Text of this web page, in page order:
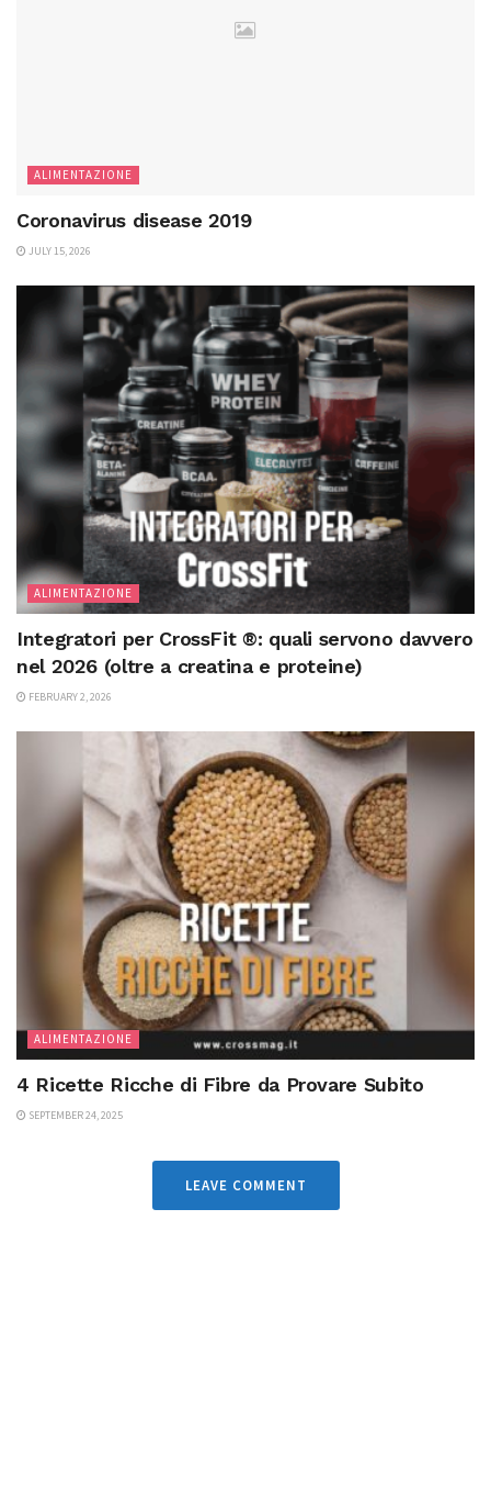
ALIMENTAZIONE
Coronavirus disease 2019
JULY 15, 2026
ALIMENTAZIONE
Integratori per CrossFit ®: quali servono davvero
nel 2026 (oltre a creatina e proteine)
FEBRUARY 2, 2026
ALIMENTAZIONE
4 Ricette Ricche di Fibre da Provare Subito
SEPTEMBER 24, 2025
LEAVE COMMENT